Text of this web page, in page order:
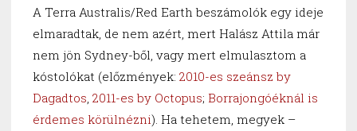
A Terra Australis/Red Earth beszámolók egy ideje
elmaradtak, de nem azért, mert Halász Attila már
nem jön Sydney-ből, vagy mert elmulasztom a
kóstolókat (előzmények: 2010-es szeánsz by
Dagadtos 2011-es by Octopus; Borrajongóéknál is
érdemes körülnézni). Ha tehetem, megyek –